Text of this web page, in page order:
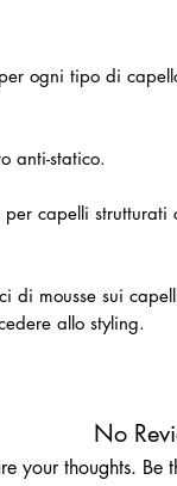
ogni tipo di
anti-statico.
capelli strutturati
di mousse sui
allo styling.
No
your thoughts. Be